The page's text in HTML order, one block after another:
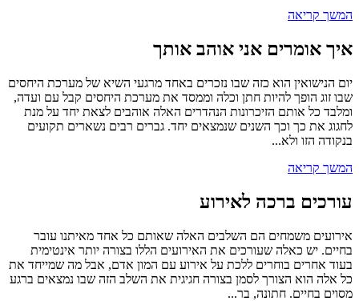
המשך קריאה
איך אומרים אני אוהב אותך
יום הנישואין הוא כזה שבו נזכרים באחד מרגעי השיא של מערכת היחסים
שבו זוג הופך להיות חתן וכלה וממסד את מערכת היחסים קבל עם ועדה,
ומלבד כל אותם הזיכרונות הנהדרים האלה אוהבים לצאת יחד על מנת
לחגוג את כך וכך השנים שנמצאים יחד. גברים רבים נשארים תקועים
בנקודה הזו ולא...
המשך קריאה
עורכים ברכה לאירוע
אירועים משמחים הם השלבים האלה שאותם כל אחד מאיתנו עובר
בחיים. יש כאלה שעורכים את האירועים הללו בצורה יותר אינטימית
בעוד אחרים בוחרים ללכת על אירוע עם המון אדם, אבל מה שמייחד את
כל אלה הוא הצורך לסמן בצורה חגיגית את השלב הזה שבו נמצאים ברגע
מסוים בחיים. חתונה, בר...